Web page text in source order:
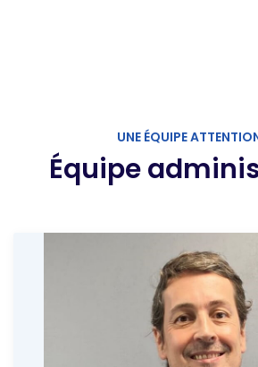
UNE ÉQUIPE
Équipe